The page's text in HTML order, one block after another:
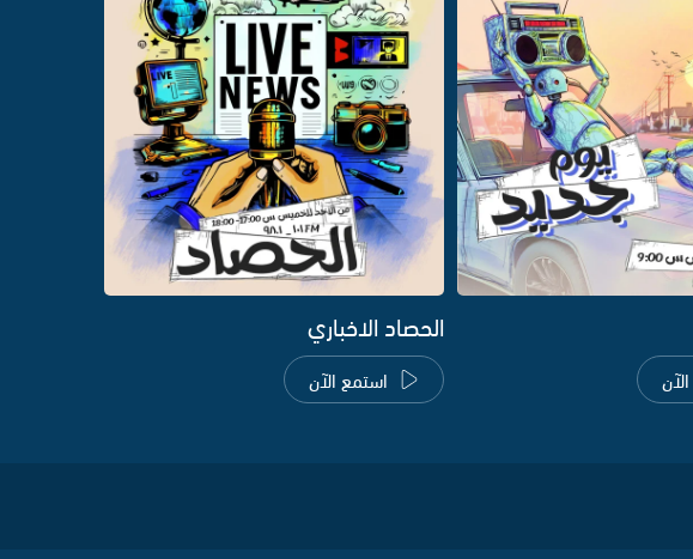
الحصاد الاخباري
استمع الآن